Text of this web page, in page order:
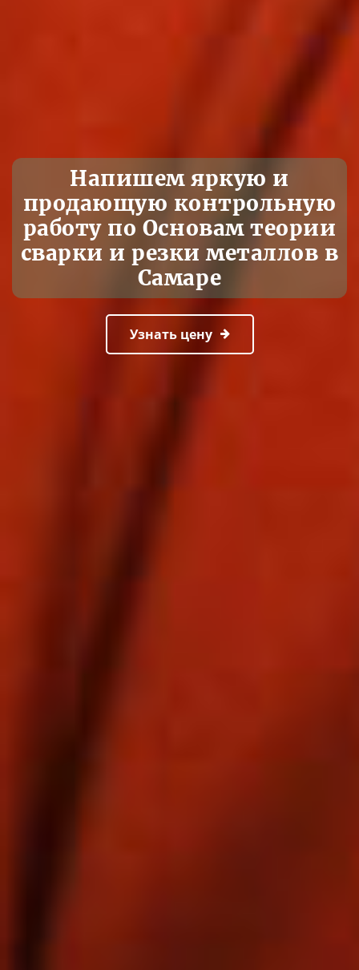
Напишем яркую и
продающую контрольную
работу по Основам теории
сварки и резки металлов в
Самаре
Узнать цену